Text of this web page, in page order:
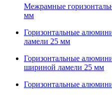
Межрамные
мм
Горизонтальные
ламели 25 мм
Горизонтальные
шириной ламели 25 мм
Горизонтальные